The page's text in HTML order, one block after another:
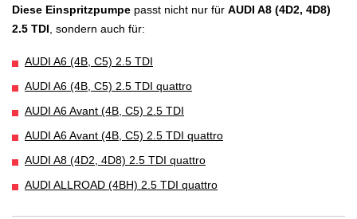
Diese Einspritzpumpe passt nicht nur für AUDI A8 (4D2, 4D8)
2.5 TDI , sondern auch für:
AUDI A6 (4B, C5) 2.5 TDI
AUDI A6 (4B, C5) 2.5 TDI quattro
AUDI A6 Avant (4B, C5) 2.5 TDI
AUDI A6 Avant (4B, C5) 2.5 TDI quattro
AUDI A8 (4D2, 4D8) 2.5 TDI quattro
AUDI ALLROAD (4BH) 2.5 TDI quattro